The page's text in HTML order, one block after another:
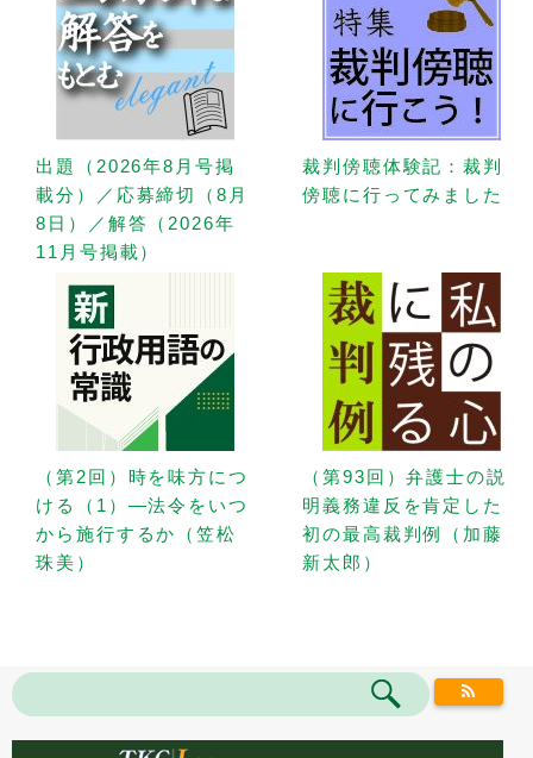
出題（2026年8月号掲
載分）／応募締切（8月
8日）／解答（2026年
11月号掲載）
裁判傍聴体験記：裁判
傍聴に行ってみました
（第2回）時を味方につ
ける（1）—法令をいつ
から施行するか（笠松
珠美）
（第93回）弁護士の説
明義務違反を肯定した
初の最高裁判例（加藤
新太郎）